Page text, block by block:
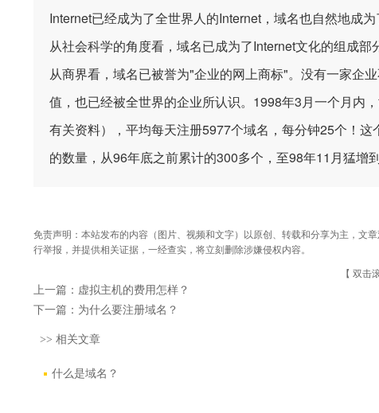
Internet已经成为了全世界人的Internet，域名也自然地成为
从社会科学的角度看，域名已成为了Internet文化的组成部
从商界看，域名已被誉为"企业的网上商标"。没有一家企
值，也已经被全世界的企业所认识。1998年3月一个月内
有关资料），平均每天注册5977个域名，每分钟25个！
的数量，从96年底之前累计的300多个，至98年11月猛增
免责声明：本站发布的内容（图片、视频和文字）以原创、转载和分享为主，文
行举报，并提供相关证据，一经查实，将立刻删除涉嫌侵权内容。
【 双击
上一篇： 虚拟主机的费用怎样？
下一篇： 为什么要注册域名？
>> 相关文章
什么是域名？